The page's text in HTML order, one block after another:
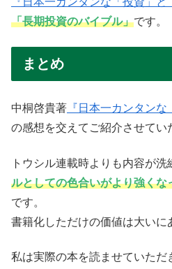
「長期投資のバイブル」です。
まとめ
中桐啓貴著 『日本一カンタン
の感想を交えてご紹介させてい
トウシル連載時よりも内容が洗
ルとしての色合いがより強くな
です。
書籍化しただけの価値は大いに
私は実際の本を読ませていただ